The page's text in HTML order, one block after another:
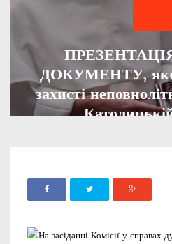
ДОКУМЕНТУ,
захисті
На засіданні Комісії у справах